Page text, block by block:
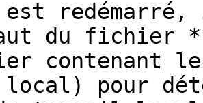
est
du fichier
contenant
pour